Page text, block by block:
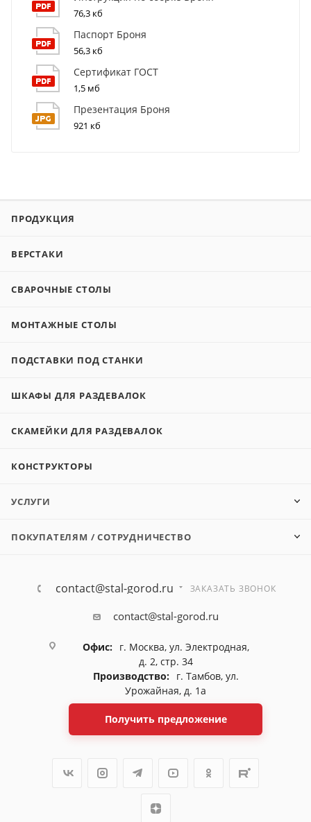
76,3 кб
Паспорт Броня
56,3 кб
Сертификат ГОСТ
1,5 мб
Презентация Броня
921 кб
ПРОДУКЦИЯ
ВЕРСТАКИ
СВАРОЧНЫЕ СТОЛЫ
МОНТАЖНЫЕ СТОЛЫ
ПОДСТАВКИ ПОД СТАНКИ
ШКАФЫ ДЛЯ РАЗДЕВАЛОК
СКАМЕЙКИ ДЛЯ РАЗДЕВАЛОК
КОНСТРУКТОРЫ
УСЛУГИ
ПОКУПАТЕЛЯМ / СОТРУДНИЧЕСТВО
contact@stal-gorod.ru ЗАКАЗАТЬ ЗВОНОК
contact@stal-gorod.ru
Офис:
г. Москва, ул. Электродная,
д. 2, стр. 34
Производство:
г. Тамбов, ул.
Урожайная, д. 1а
Получить предложение